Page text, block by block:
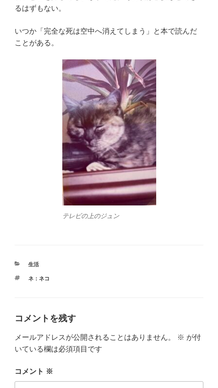
るはずもない。
いつか「完全な死は空中へ消えてしまう」と本で読んだ
ことがある。
テレビの上のジュン
カ
ゴ
生活
タ
ネ：ネコ
コメントを残す
メールアドレスが公開されることはありません。 ※ が付
いている欄は必須項目です
コメント ※